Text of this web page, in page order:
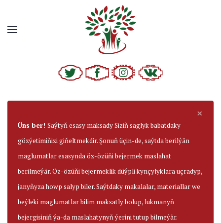
×
Üns ber! Saýtyň esasy maksady Siziň saglyk babatdaky
gözýetimiňizi giňeltmekdir. Şonuň üçin-de, saýtda berilýän
maglumatlar esasynda öz-özüňi bejermek maslahat
berilmeýär. Öz-özüňi bejermeklik düýpli kynçylyklara uçradyp,
janyňyza howp salyp biler. Saýtdaky makalalar, materiallar we
beýleki maglumatlar bilim maksatly bolup, lukmanyň
bejergisiniň ýa-da maslahatynyň ýerini tutup bilmeýär.